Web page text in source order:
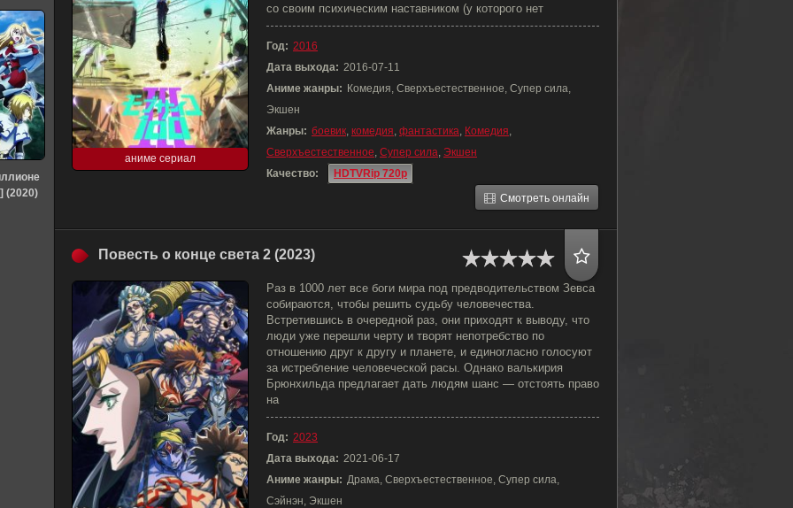
аниме сериал
со своим психическим наставником (у которого нет
Год: 2016
Дата выхода: 2016-07-11
Аниме жанры: Комедия, Сверхъестественное, Супер сила,
Экшен
Жанры: боевик, комедия, фантастика, Комедия,
Сверхъестественное, Супер сила, Экшен
Качество:
HDTVRip 720p
Смотреть онлайн
Повесть о конце света 2 (2023)
Раз в 1000 лет все боги мира под предводительством Зевса
собираются, чтобы решить судьбу человечества.
Встретившись в очередной раз, они приходят к выводу, что
люди уже перешли черту и творят непотребство по
отношению друг к другу и планете, и единогласно голосуют
за истребление человеческой расы. Однако валькирия
Брюнхильда предлагает дать людям шанс — отстоять право
на
Год: 2023
Дата выхода: 2021-06-17
Аниме жанры: Драма, Сверхъестественное, Супер сила,
Сэйнэн, Экшен
(2020)